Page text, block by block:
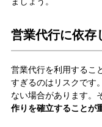
営業代行に依存
営業代行を利用するこ
すぎるのはリスクです
ない場合があります。
作りを確立することが